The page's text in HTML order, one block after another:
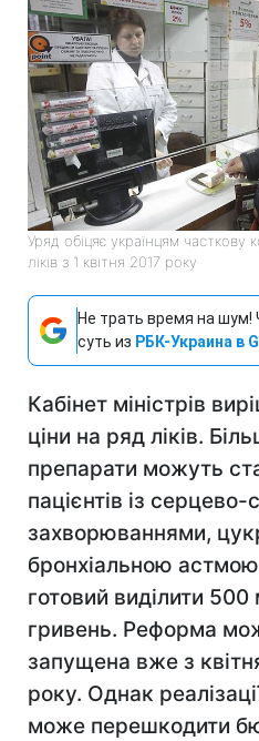
Уряд обіцяє українцям часткову
ліків з 1 квітня 2017 року
Не трать время на шум!
суть из РБК-Украина в
Кабінет міністрів
ціни на ряд ліків.
препарати можуть
пацієнтів із
захворюваннями,
бронхіальною
готовий виділити 500
гривень. Реформа
запущена вже з
року. Однак реалізації
може перешкодити